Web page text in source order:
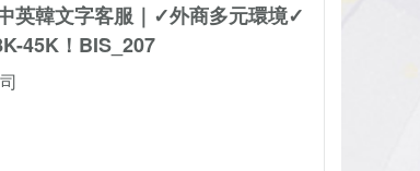
英韓文字客服｜✓外商多元環境✓
45K！BIS_207